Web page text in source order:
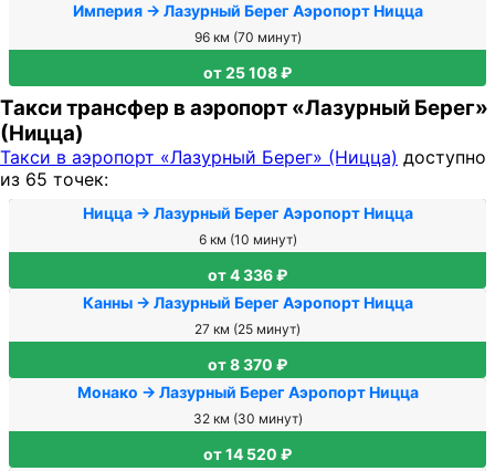
Империя → Лазурный Берег Аэропорт Ницца
96 км (70 минут)
от 25 108 ₽
Такси трансфер в аэропорт «Лазурный Берег»
(Ницца)
Такси в аэропорт «Лазурный Берег» (Ницца) доступно
из 65 точек:
Ницца → Лазурный Берег Аэропорт Ницца
6 км (10 минут)
от 4 336 ₽
Канны → Лазурный Берег Аэропорт Ницца
27 км (25 минут)
от 8 370 ₽
Монако → Лазурный Берег Аэропорт Ницца
32 км (30 минут)
от 14 520 ₽